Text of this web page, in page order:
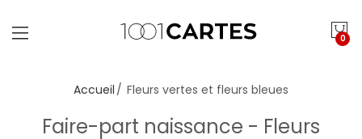
0
Accueil Fleurs vertes et fleurs bleues
Faire-part naissance - Fleurs